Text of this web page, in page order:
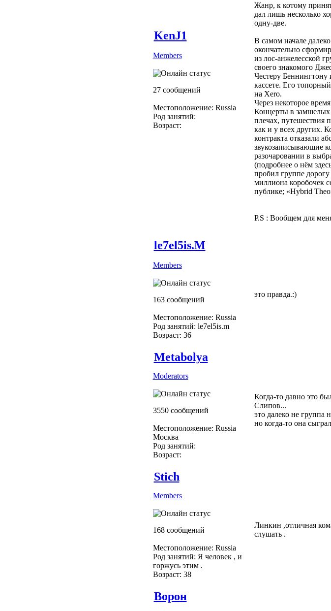
KenJ1
Members
27 сообщений
Местоположение: Russia
Род занятий:
Возраст:
Жанр, к котому
дал лишь несколько
одну-две.
В самом начале
окончательно
из лос-анжелесской
своего знакомого
Честеру Беннингтону
кассете. Его
на Xero.
Через некоторое
Концерты в замшелых
плечах, путешествия
как и у всех других.
контракта отказали
звукозаписывающие
разочаровании в
(подробнее о нём
пробил группе
миллиона коробочек
публике; «Hybrid
P.S : Вообщем для
le7el5is.M
Members
163 сообщений
Местоположение: Russia
Род занятий: le7el5is.m
Возраст: 36
это правда.:)
Metabolya
Moderators
3550 сообщений
Местоположение: Russia
Москва
Род занятий:
Возраст:
Когда-то давно это
Слипов...
это далеко не группа
но когда-то она
Stich
Members
168 сообщений
Местоположение: Russia
Род занятий: Я человек , и
горжусь этим .
Возраст: 38
Линкин ,отличная
слушать .
Ворон